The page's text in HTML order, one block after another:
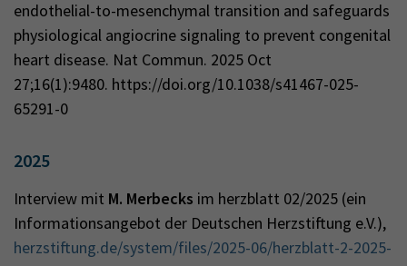
endothelial-to-mesenchymal transition and safeguards
physiological angiocrine signaling to prevent congenital
heart disease. Nat Commun. 2025 Oct
27;16(1):9480. https://doi.org/10.1038/s41467-025-
65291-0
2025
Interview mit M. Merbecks im herzblatt 02/2025 (ein
Informationsangebot der Deutschen Herzstiftung e.V.),
herzstiftung.de/system/files/2025-06/herzblatt-2-2025-